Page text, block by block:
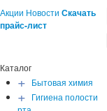
Акции Новости Скачать
прайс-лист
Каталог
+ Бытовая химия
+ Гигиена полости